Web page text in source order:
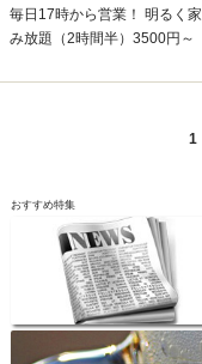
毎日17時から営業！ 明るく
み放題（2時間半）3500円～
1
おすすめ特集